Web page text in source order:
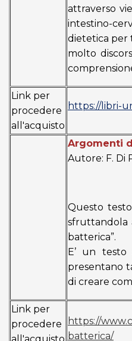
attraverso
intestino-
dietetica per
molto
Link per
procedere
all'acquisto
https://libri-
Argomenti
Autore: F. Di
Questo
sfruttandola
batterica”.
E’ un
presentano
di creare
Link per
procedere
https://
batterica/